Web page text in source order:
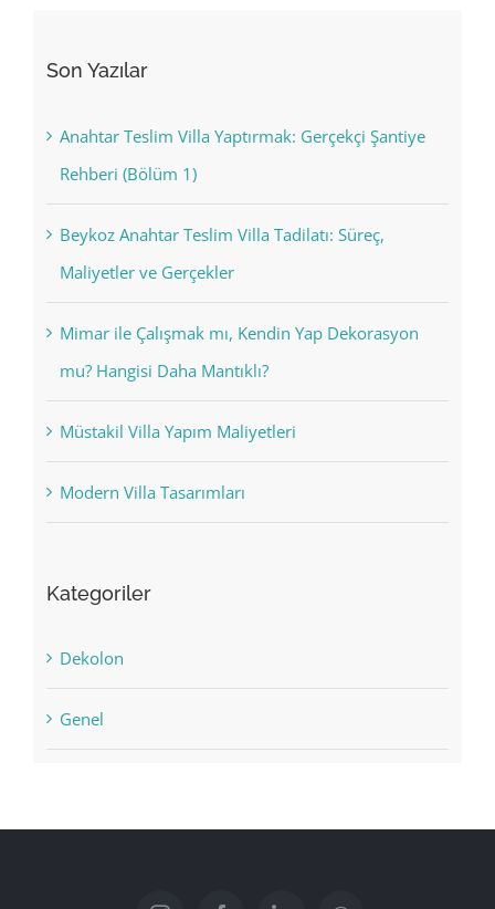
Son Yazılar
Anahtar Teslim Villa Yaptırmak: Gerçekçi Şantiye
Rehberi (Bölüm 1)
Beykoz Anahtar Teslim Villa Tadilatı: Süreç,
Maliyetler ve Gerçekler
Mimar ile Çalışmak mı, Kendin Yap Dekorasyon
mu? Hangisi Daha Mantıklı?
Müstakil Villa Yapım Maliyetleri
Modern Villa Tasarımları
Kategoriler
Dekolon
Genel